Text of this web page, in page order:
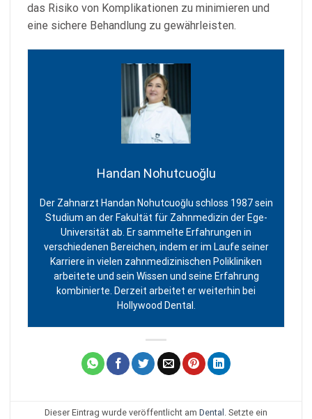
das Risiko von Komplikationen zu minimieren und
eine sichere Behandlung zu gewährleisten.
Handan Nohutcuoğlu
Der Zahnarzt Handan Nohutcuoğlu schloss 1987 sein
Studium an der Fakultät für Zahnmedizin der Ege-
Universität ab. Er sammelte Erfahrungen in
verschiedenen Bereichen, indem er im Laufe seiner
Karriere in vielen zahnmedizinischen Polikliniken
arbeitete und sein Wissen und seine Erfahrung
kombinierte. Derzeit arbeitet er weiterhin bei
Hollywood Dental.
Dieser Eintrag wurde veröffentlicht am Dental . Setzte ein